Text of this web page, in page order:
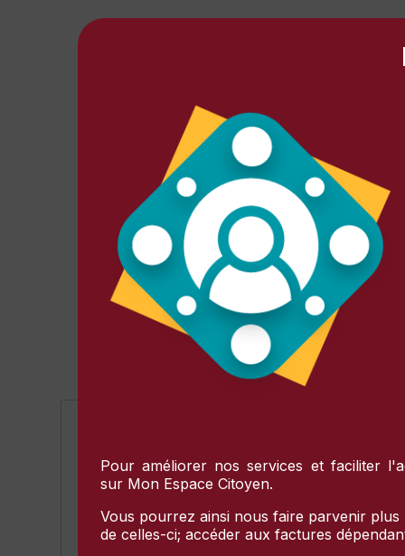
Pour améliorer nos services et faciliter
sur Mon Espace Citoyen.
Vous pourrez ainsi nous faire parvenir
de celles-ci; accéder aux factures